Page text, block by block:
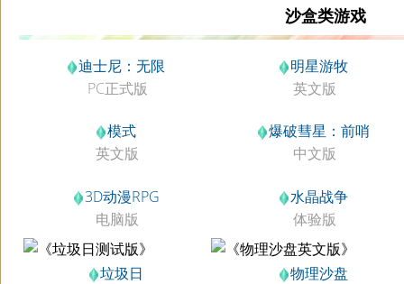
沙盒类游戏
迪士尼：无限
PC正式版
明星游牧
英文版
模式
英文版
爆破彗星：前哨
中文版
3D动漫RPG
电脑版
水晶战争
体验版
垃圾日
物理沙盘